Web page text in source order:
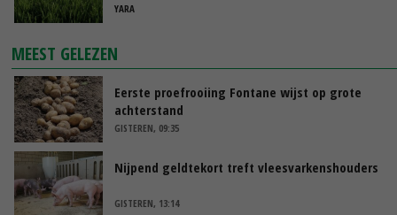
YARA
MEEST GELEZEN
Eerste proefrooiing Fontane wijst op grote
achterstand
GISTEREN, 09:35
Nijpend geldtekort treft vleesvarkenshouders
GISTEREN, 13:14